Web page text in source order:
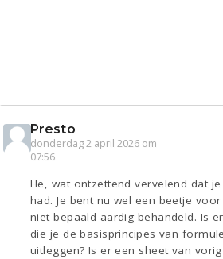
Presto
donderdag 2 april 2026 om
07:56
He, wat ontzettend vervelend dat
had. Je bent nu wel een beetje
niet bepaald aardig behandeld. Is
die je de basisprincipes van
uitleggen? Is er een sheet van